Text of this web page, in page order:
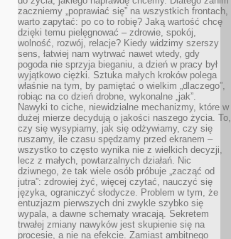
zaczniemy „poprawiać się” na wszystkich frontach,
warto zapytać: po co to robię? Jaką wartość chcę
dzięki temu pielęgnować – zdrowie, spokój,
wolność, rozwój, relacje? Kiedy widzimy szerszy
sens, łatwiej nam wytrwać nawet wtedy, gdy
pogoda nie sprzyja bieganiu, a dzień w pracy był
wyjątkowo ciężki. Sztuka małych kroków polega
właśnie na tym, by pamiętać o wielkim „dlaczego”,
robiąc na co dzień drobne, wykonalne „jak”.
Nawyki to ciche, niewidzialne mechanizmy, które w
dużej mierze decydują o jakości naszego życia. To,
czy się wysypiamy, jak się odżywiamy, czy się
ruszamy, ile czasu spędzamy przed ekranem –
wszystko to często wynika nie z wielkich decyzji,
lecz z małych, powtarzalnych działań. Nic
dziwnego, że tak wiele osób próbuje „zacząć od
jutra”: zdrowiej żyć, więcej czytać, nauczyć się
języka, ograniczyć słodycze. Problem w tym, że
entuzjazm pierwszych dni zwykle szybko się
wypala, a dawne schematy wracają. Sekretem
trwałej zmiany nawyków jest skupienie się na
procesie, a nie na efekcie. Zamiast ambitnego